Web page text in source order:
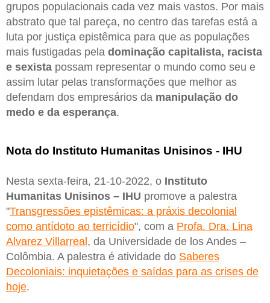
grupos populacionais cada vez mais vastos. Por mais
abstrato que tal pareça, no centro das tarefas está a
luta por justiça epistêmica para que as populações
mais fustigadas pela dominação capitalista, racista
e sexista possam representar o mundo como seu e
assim lutar pelas transformações que melhor as
defendam dos empresários da manipulação do
medo e da esperança.
Nota do Instituto Humanitas Unisinos - IHU
Nesta sexta-feira, 21-10-2022, o Instituto
Humanitas Unisinos – IHU promove a palestra
"Transgressões epistêmicas: a práxis decolonial
como antídoto ao terricídio", com a Profa. Dra. Lina
Alvarez Villarreal, da Universidade de los Andes –
Colômbia. A palestra é atividade do Saberes
Decoloniais: inquietações e saídas para as crises de
hoje.